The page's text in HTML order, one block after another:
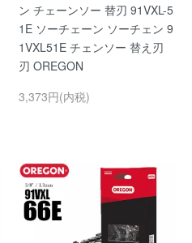
ン チェーンソー 替刃 91VXL-5
1E ソーチェーン ソーチェン 9
1VXL51E チェンソー 替え刃
刃 OREGON
3,373円(内税)